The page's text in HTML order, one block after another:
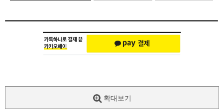
확대보기